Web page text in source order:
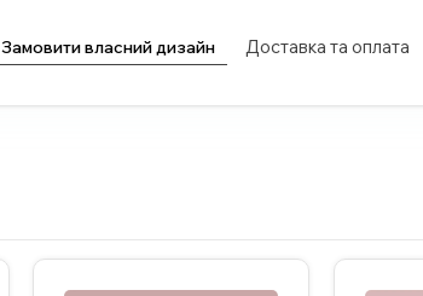
Замовити власний дизайн Доставка та оплата